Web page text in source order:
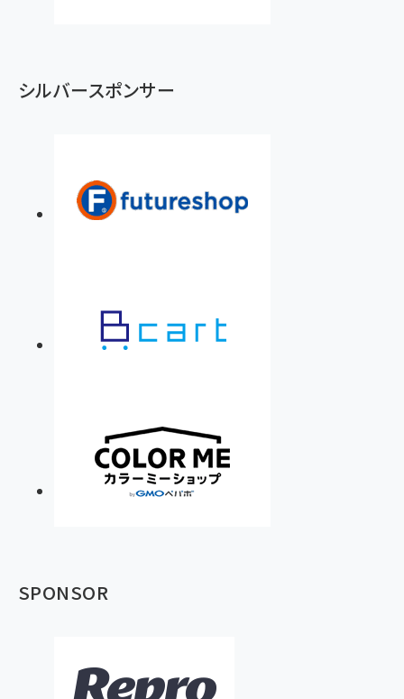
シルバースポンサー
SPONSOR